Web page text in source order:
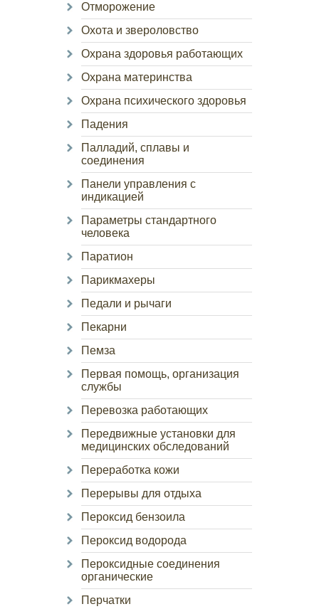
Отморожение
Охота и звероловство
Охрана здоровья работающих
Охрана материнства
Охрана психического здоровья
Падения
Палладий, сплавы и
соединения
Панели управления с
индикацией
Параметры стандартного
человека
Паратион
Парикмахеры
Педали и рычаги
Пекарни
Пемза
Первая помощь, организация
службы
Перевозка работающих
Передвижные установки для
медицинских обследований
Переработка кожи
Перерывы для отдыха
Пероксид бензоила
Пероксид водорода
Пероксидные соединения
органические
Перчатки